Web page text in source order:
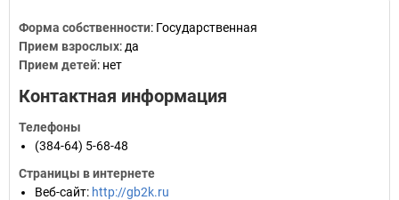
Форма собственности: Государственная
Прием взрослых: да
Прием детей: нет
Контактная информация
Телефоны
(384-64) 5-68-48
Страницы в интернете
Веб-сайт: http://gb2k.ru